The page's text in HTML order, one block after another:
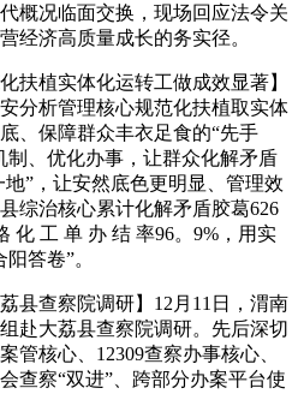
概况临面交换，现场回应法令关
经济高质量成长的务实径。
植实体化运转工做成效显著】
分析管理核心规范化扶植取实体
、保障群众丰衣足食的“先手
制、优化办事，让群众化解矛盾
”，让安然底色更明显、管理效
综治核心累计化解矛盾胶葛626
化 工 单 办 结 率96。9%，用实
答卷”。
查察院调研】12月11日，渭南
赴大荔县查察院调研。先后深切
管核心、12309查察办事核心、
查察“双进”、跨部分办案平台使